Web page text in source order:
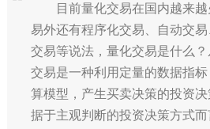
目前量化交易在国内越来越
易外还有程序化交易、自动交
交易等说法，量化交易是什么
交易是一种利用定量的数据指
算模型，产生买卖决策的投资
据于主观判断的投资决策方式